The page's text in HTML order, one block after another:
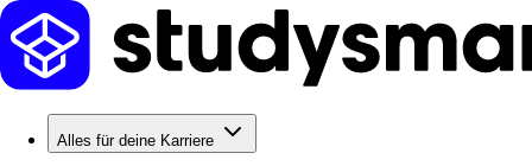
Alles für deine Karriere